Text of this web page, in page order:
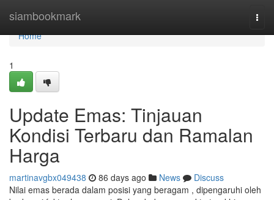
siambookmark
Home
Home
1
Update Emas: Tinjauan
Kondisi Terbaru dan Ramalan
Harga
martinavgbx049438 86 days ago News
Discuss
Nilai emas berada dalam posisi yang beragam , dipengaruhi oleh